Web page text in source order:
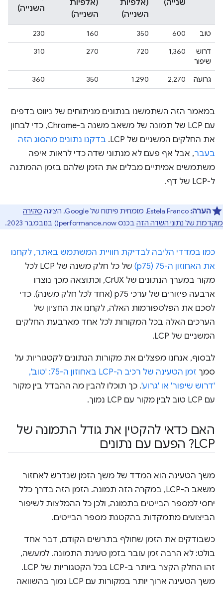
שנייה)
(אלפיות
השנייה)
(אלפיות
השנייה)
השנייה)
טוב 600
350
160
230
דרוש
שיפור
1,360
720
270
310
גרועה 2,270
1,290
350
360
במאמר הזה השתמשנו בנתונים מניתוחים של ניווט בדפים
עם LCP של תמונה של משאב משנה ב-Chrome, כדי לבחון
את החלקים המשניים של LCP.
בדקנו נתונים מהסוג הזה
בעבר, אבל אף פעם לא מנתוני שדה כדי לראות איפה
משתמשים אמיתיים מבלים את הזמן שלהם בזמן ההמתנה
ל-LCP של דף.
הערה:
סקירה
מוקדמת של נתוני השדה הזה בכנס performance.now() בנובמבר 2023.
כמו במדדי הליבה לבדיקת חוויית המשתמש באתר, לקחנו
את האחוזון ה-75 (p75)
של כל חלק משנה של LCP לכל
מקור במערך הנתונים של CrUX, וכתוצאה מכך נוצרו
ארבעה פיזורים של ערכי p75 (אחד לכל חלק משנה). כדי
לסכם את הפלטפורמות האלה, לקחנו את החציון של
הערכים האלה בכל המקורות לכל אחד מארבעת החלקים
המשניים של LCP.
לבסוף, אנחנו מפצלים את מקורות הנתונים לקטגוריות על
סמך
זמן הטעינה של רכיב ה-LCP באחוזון ה-75: 'טוב',
'דרוש שיפור' או 'גרוע'. כך תוכלו להבין מה ההבדל בין מקור
עם LCP טוב לבין מקור עם LCP נמוך.
האם כדאי להקטין את גודל התמונה של
LCP? הפעם עם נתונים
משך הטעינה הוא המדד של משך הזמן שנדרש לאחזור
משאב ה-LCP, במקרה הזה תמונה. הזמן הזה בדרך כלל
יחסי למספר הבייטים בתמונה, ולכן כל ההמלצות לשיפור
הביצועים מתמקדות בהקטנת מספר הבייטים.
כשבודקים את הזמן שחולף בתרשים הקודם, דבר אחד
בולט: לא הרבה זמן עובר בזמן טעינת התמונה. למעשה,
זהו החלק הקצר ביותר ב-LCP בכל הקטגוריות של LCP.
משך הטעינה ארוך יותר במקורות עם LCP נמוך בהשוואה